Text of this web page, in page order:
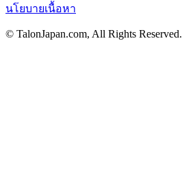
นโยบายเนื้อหา
© TalonJapan.com, All Rights Reserved.